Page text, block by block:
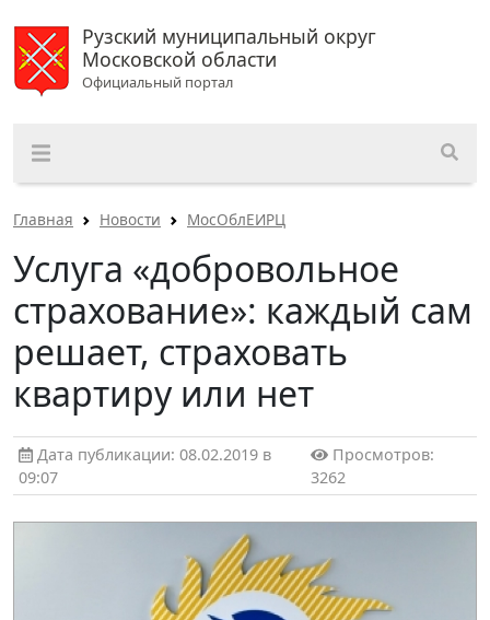
Рузский муниципальный округ
Московской области
Официальный портал
Главная Новости МосОблЕИРЦ
Услуга «добровольное
страхование»: каждый сам
решает, страховать
квартиру или нет
Дата публикации: 08.02.2019 в
09:07
Просмотров:
3262